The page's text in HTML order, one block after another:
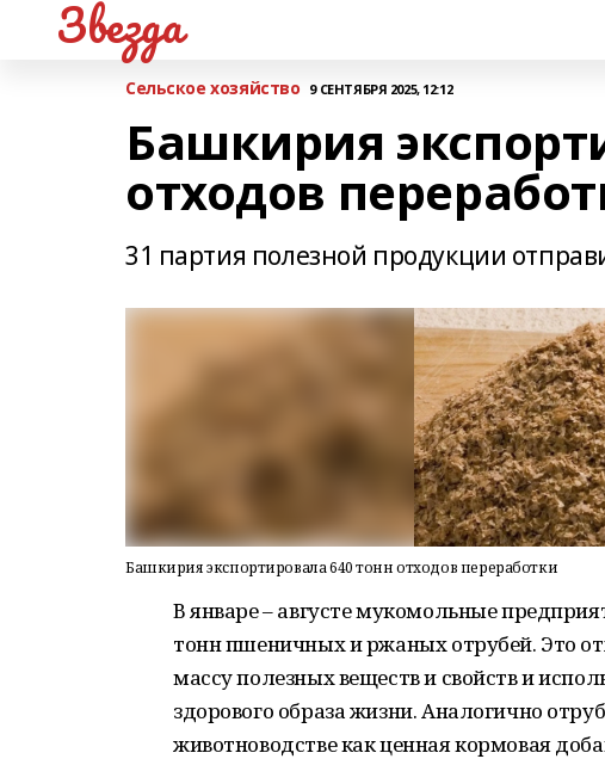
Звезда
Сельское хозяйство 9 СЕНТЯБРЯ 2025, 12:12
Башкирия
отходов
31 партия полезной продукции
Башкирия экспортировала 640 тонн отходов переработки
В январе – августе мукомольные
тонн пшеничных и ржаных отрубей. Это
массу полезных веществ и свойств и
здорового образа жизни. Аналогично
животноводстве как ценная кормовая